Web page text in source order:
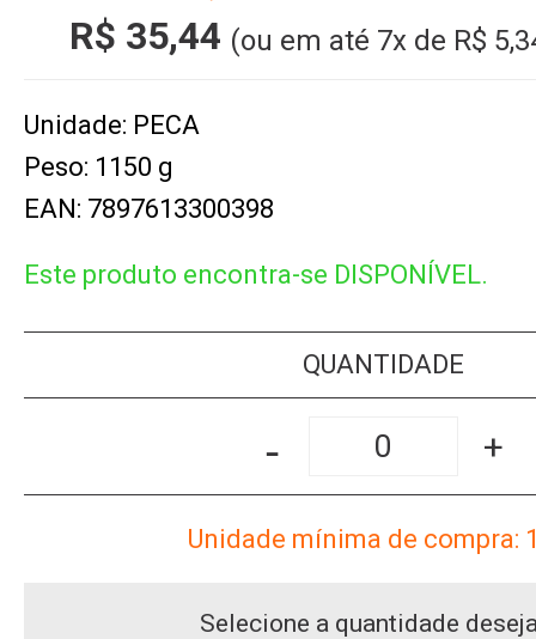
R$ 35,44 (ou em até 7x de R$
Unidade: PECA
Peso: 1150 g
EAN: 7897613300398
Este produto encontra-se DISPONÍVEL.
QUANTIDADE
- +
Unidade mínima de compra:
Selecione a quantidade